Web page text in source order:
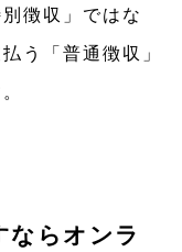
徴収」ではな
う「普通徴収」
ならオンラ